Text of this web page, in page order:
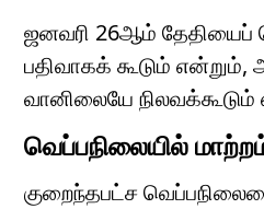
ஜனவரி 26ஆம் தேதியைப்
பதிவாகக் கூடும்
வானிலையே
வெப்பநிலையில்
குறைந்தபட்ச